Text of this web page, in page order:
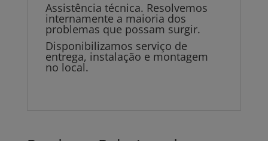
Assistência técnica. Resolvemos
internamente a maioria dos
problemas que possam surgir.
Disponibilizamos serviço de
entrega, instalação e montagem
no local.